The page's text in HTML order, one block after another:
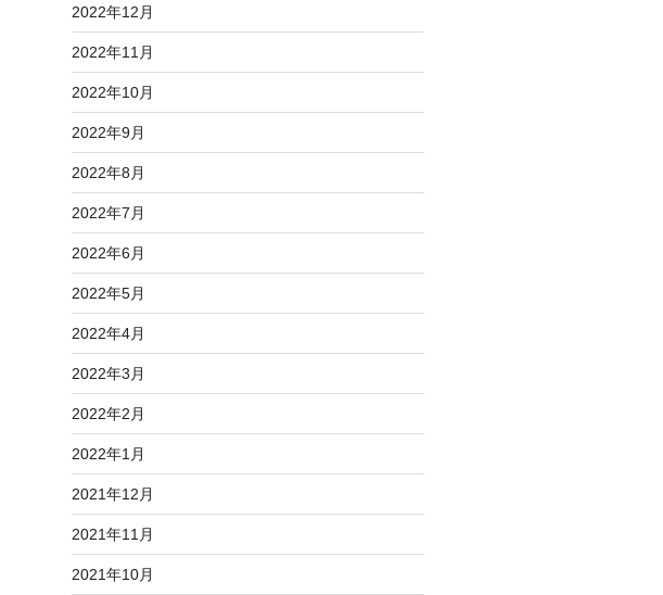
2022年12月
2022年11月
2022年10月
2022年9月
2022年8月
2022年7月
2022年6月
2022年5月
2022年4月
2022年3月
2022年2月
2022年1月
2021年12月
2021年11月
2021年10月